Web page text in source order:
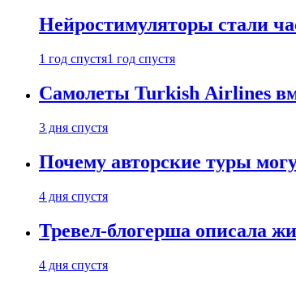
Нейростимуляторы стали
1 год спустя1 год спустя
Самолеты Turkish Airlines
3 дня спустя
Почему авторские туры
4 дня спустя
Тревел-блогерша описала
4 дня спустя